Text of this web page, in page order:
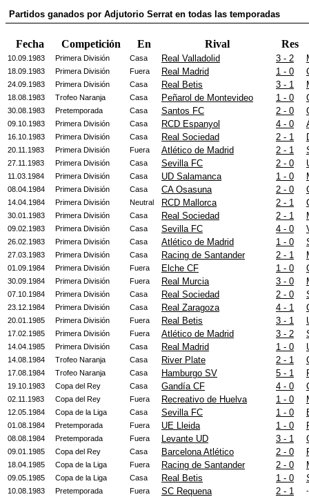
Partidos ganados por Adjutorio Serrat en todas las temporadas
Fecha Competición En Rival Res
10.09.1983 Primera División Casa Real Valladolid 3 - 2
18.09.1983 Primera División Fuera Real Madrid 1 - 0
24.09.1983 Primera División Casa Real Betis 3 - 1
18.08.1983 Trofeo Naranja Casa Peñarol de Montevideo 1 - 0
30.08.1983 Pretemporada Casa Santos FC 2 - 0
09.10.1983 Primera División Casa RCD Espanyol 4 - 0
16.10.1983 Primera División Casa Real Sociedad 2 - 1
20.11.1983 Primera División Fuera Atlético de Madrid 2 - 1
27.11.1983 Primera División Casa Sevilla FC 2 - 0
11.03.1984 Primera División Casa UD Salamanca 1 - 0
08.04.1984 Primera División Casa CA Osasuna 2 - 0
14.04.1984 Primera División Neutral RCD Mallorca 2 - 1
30.01.1983 Primera División Casa Real Sociedad 2 - 1
09.02.1983 Primera División Casa Sevilla FC 4 - 0
26.02.1983 Primera División Casa Atlético de Madrid 1 - 0
27.03.1983 Primera División Casa Racing de Santander 2 - 1
01.09.1984 Primera División Fuera Elche CF 1 - 0
30.09.1984 Primera División Fuera Real Murcia 3 - 0
07.10.1984 Primera División Casa Real Sociedad 2 - 0
23.12.1984 Primera División Casa Real Zaragoza 4 - 1
20.01.1985 Primera División Fuera Real Betis 3 - 1
17.02.1985 Primera División Fuera Atlético de Madrid 3 - 2
14.04.1985 Primera División Casa Real Madrid 1 - 0
14.08.1984 Trofeo Naranja Casa River Plate 2 - 1
17.08.1984 Trofeo Naranja Casa Hamburgo SV 5 - 1
19.10.1983 Copa del Rey Casa Gandía CF 4 - 0
02.11.1983 Copa del Rey Fuera Recreativo de Huelva 1 - 0
12.05.1984 Copa de la Liga Casa Sevilla FC 1 - 0
01.08.1984 Pretemporada Fuera UE Lleida 1 - 0
08.08.1984 Pretemporada Fuera Levante UD 3 - 1
09.01.1985 Copa del Rey Casa Barcelona Atlético 2 - 0
18.04.1985 Copa de la Liga Fuera Racing de Santander 2 - 0
09.05.1985 Copa de la Liga Casa Real Betis 1 - 0
10.08.1983 Pretemporada Fuera SC Requena 2 - 1
-